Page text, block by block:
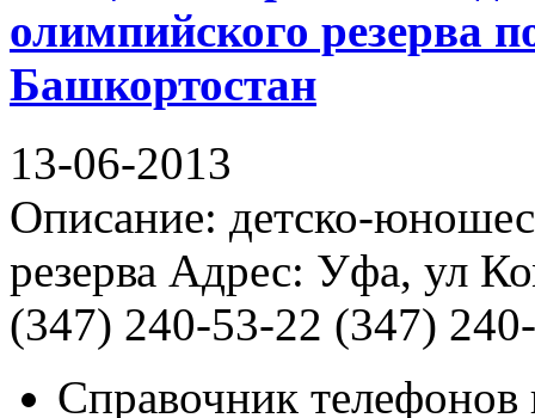
олимпийского резерва
Башкортостан
13-06-2013
Описание: детско-
резерва Адрес: Уфа, ул
(347) 240-53-22 (347)
Справочник